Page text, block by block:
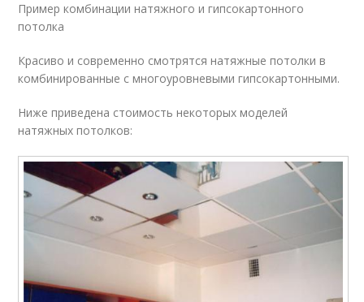
Пример комбинации натяжного и гипсокартонного
потолка
Красиво и современно смотрятся натяжные потолки в
комбинированные с многоуровневыми гипсокартонными.
Ниже приведена стоимость некоторых моделей
натяжных потолков: